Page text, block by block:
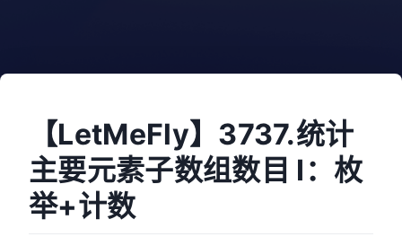
【LetMeFly】3737.统计
主要元素子数组数目 I：枚
举+计数